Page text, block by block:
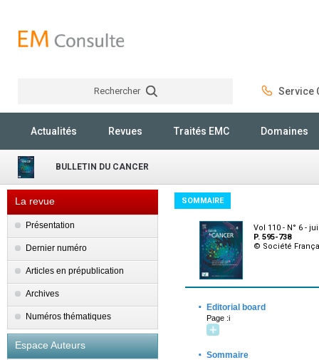
Rechercher Service
Actualités Revues Traités EMC Domaines
BULLETIN DU CANCER
La revue
Présentation
Dernier numéro
Articles en prépublication
Archives
Numéros thématiques
Espace Auteurs
SOMMAIRE
Vol 110 - N° 6 -
P. 595-738
© Société
· Editorial board
Page :i
· Sommaire